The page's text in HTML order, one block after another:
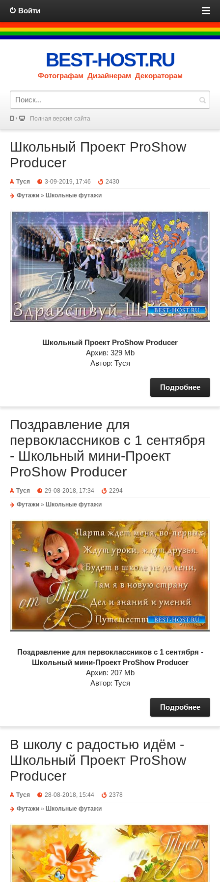
Войти
BEST-HOST.RU
Фотографам Дизайнерам Декораторам
Полная версия сайта
Школьный Проект ProShow
Producer
Туся 3-09-2019, 17:46
2430
Футажи » Школьные футажи
Школьный Проект ProShow Producer
Архив: 329 Mb
Автор: Туся
Подробнее
Поздравление для
первоклассников с 1 сентября
- Школьный мини-Проект
ProShow Producer
Туся 29-08-2018, 17:34
2294
Футажи » Школьные футажи
Поздравление для первоклассников с 1 сентября -
Школьный мини-Проект ProShow Producer
Архив: 207 Mb
Автор: Туся
Подробнее
В школу с радостью идём -
Школьный Проект ProShow
Producer
Туся 28-08-2018, 15:44
2378
Футажи » Школьные футажи